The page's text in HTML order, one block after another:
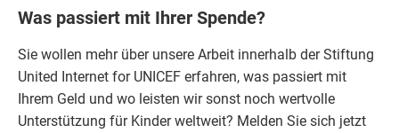
Was passiert mit Ihrer Spende?
Sie wollen mehr über unsere Arbeit innerhalb der Stiftung
United Internet for UNICEF erfahren, was passiert mit
Ihrem Geld und wo leisten wir sonst noch wertvolle
Unterstützung für Kinder weltweit? Melden Sie sich jetzt